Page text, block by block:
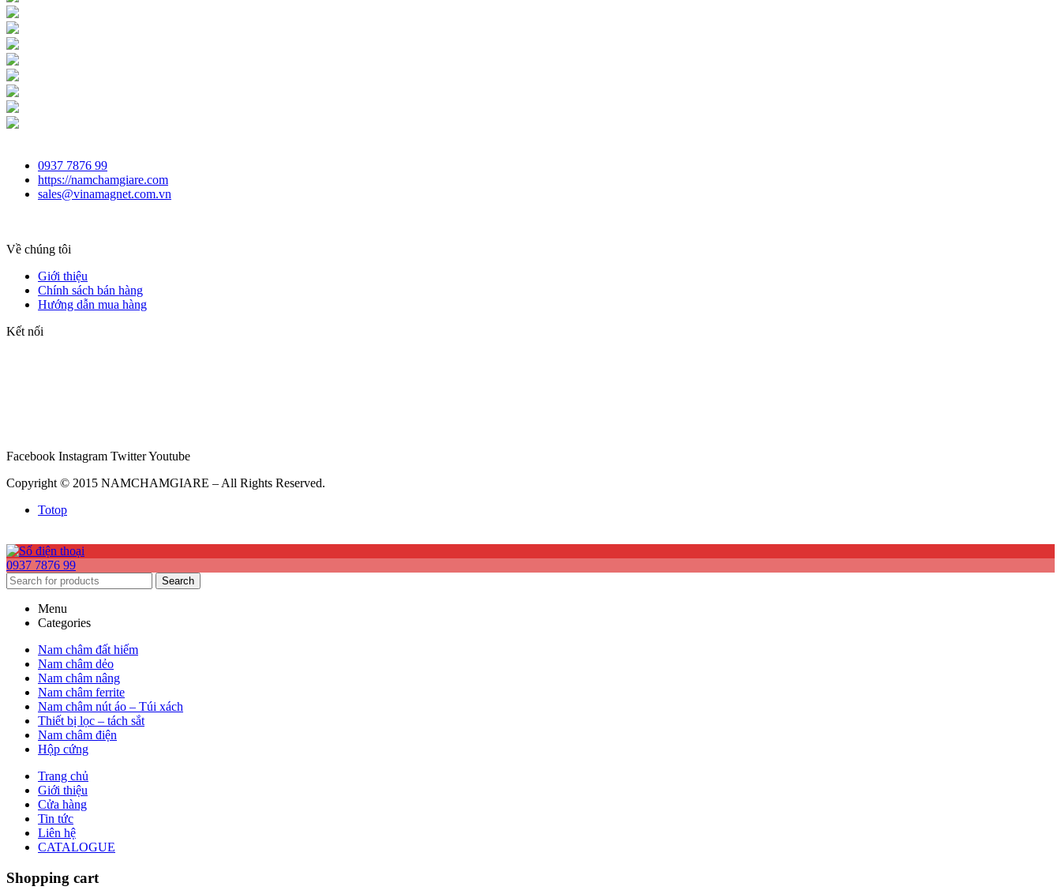
0937 7876 99
https://namchamgiare.com
sales@vinamagnet.com.vn
Về chúng tôi
Giới thiệu
Chính sách bán hàng
Hướng dẫn mua hàng
Kết nối
Facebook Instagram TwitterYoutube
Copyright © 2015 NAMCHAMGIARE – All Rights Reserved.
Totop
0937 7876 99
Search
Menu
Categories
Nam châm đất hiếm
Nam châm dẻo
Nam châm nâng
Nam châm ferrite
Nam châm nút áo – Túi xách
Thiết bị lọc – tách sắt
Nam châm điện
Hộp cứng
Trang chủ
Giới thiệu
Cửa hàng
Tin tức
Liên hệ
CATALOGUE
Shopping cart